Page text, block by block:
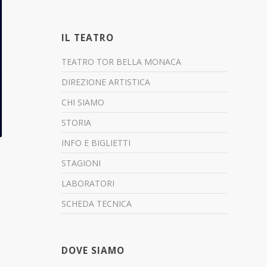
IL TEATRO
TEATRO TOR BELLA MONACA
DIREZIONE ARTISTICA
CHI SIAMO
STORIA
INFO E BIGLIETTI
STAGIONI
LABORATORI
SCHEDA TECNICA
DOVE SIAMO